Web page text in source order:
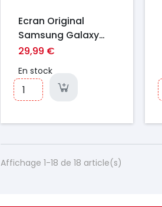
Ecran Original
Samsung Galaxy
Tab S9 Fe+
29,99 €
En stock
Affichage 1-18 de 18 article(s)